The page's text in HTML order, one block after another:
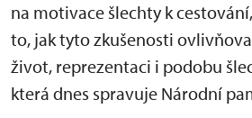
na motivace šlechty k
to, jak tyto zkušenosti
život, reprezentaci i podobu
která dnes spravuje Národní